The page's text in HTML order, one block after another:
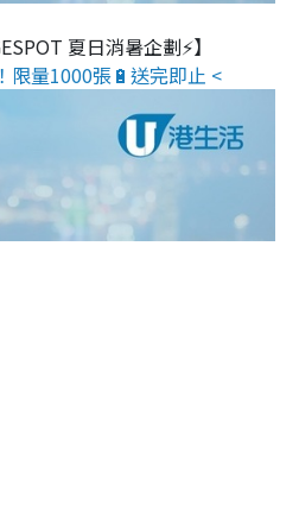
夏日消暑企劃⚡】
限量1000張🔋送完即止 <